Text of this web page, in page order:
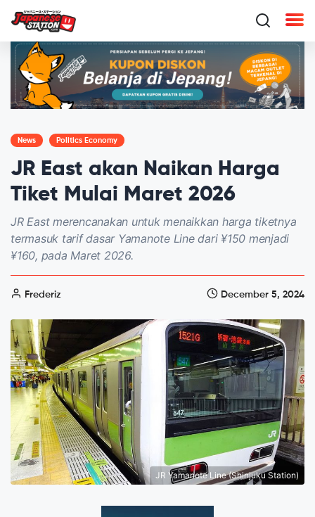
News Politics Economy
JR East akan Naikan Harga
Tiket Mulai Maret 2026
JR East merencanakan untuk menaikkan harga tiketnya
termasuk tarif dasar Yamanote Line dari ¥150 menjadi
¥160, pada Maret 2026.
Frederiz December 5, 2024
JR Yamanote Line (Shinjuku Station)